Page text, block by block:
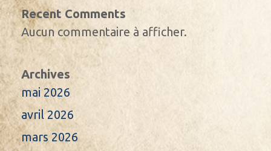
Recent Comments
Aucun commentaire à afficher.
Archives
mai 2026
avril 2026
mars 2026